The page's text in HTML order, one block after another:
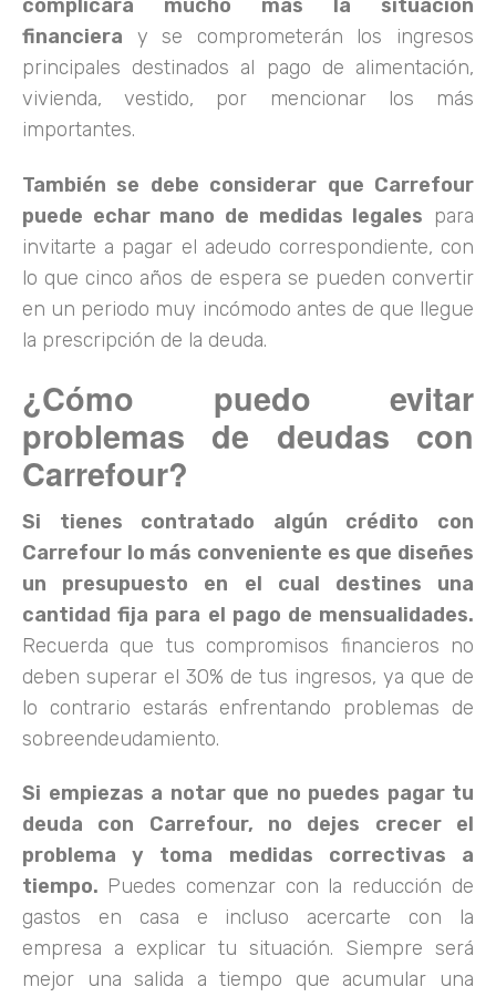
complicará mucho más la situación
financiera y se comprometerán los ingresos
principales destinados al pago de alimentación,
vivienda, vestido, por mencionar los más
importantes.
También se debe considerar que Carrefour
puede echar mano de medidas legales para
invitarte a pagar el adeudo correspondiente, con
lo que cinco años de espera se pueden convertir
en un periodo muy incómodo antes de que llegue
la prescripción de la deuda.
¿Cómo puedo evitar
problemas de deudas con
Carrefour?
Si tienes contratado algún crédito con
Carrefour lo más conveniente es que diseñes
un presupuesto en el cual destines una
cantidad fija para el pago de mensualidades.
Recuerda que tus compromisos financieros no
deben superar el 30% de tus ingresos, ya que de
lo contrario estarás enfrentando problemas de
sobreendeudamiento.
Si empiezas a notar que no puedes pagar tu
deuda con Carrefour, no dejes crecer el
problema y toma medidas correctivas a
tiempo. Puedes comenzar con la reducción de
gastos en casa e incluso acercarte con la
empresa a explicar tu situación. Siempre será
mejor una salida a tiempo que acumular una